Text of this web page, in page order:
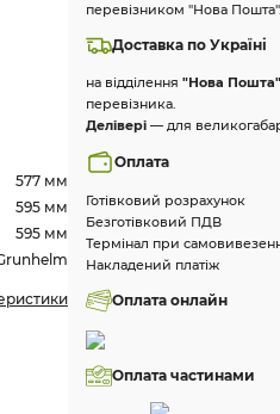
577 мм
595 мм
595 мм
перевізником "Нова Пошта".
Доставка по Україні
на відділення "Нова Пошта"
перевізника.
Делівері— для
Оплата
Готівковий розрахунок
Безготівковий ПДВ
Термінал при
Накладений платіж
Оплата онлайн
Оплата частинами